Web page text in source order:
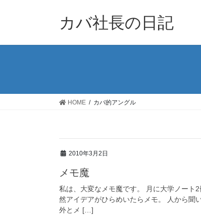
カバ社長の日記
HOME カバ的アングル
2010年3月2日
メモ魔
私は、大変なメモ魔です。 月に大学ノート
然アイデアがひらめいたらメモ。 人から聞
外とメ […]